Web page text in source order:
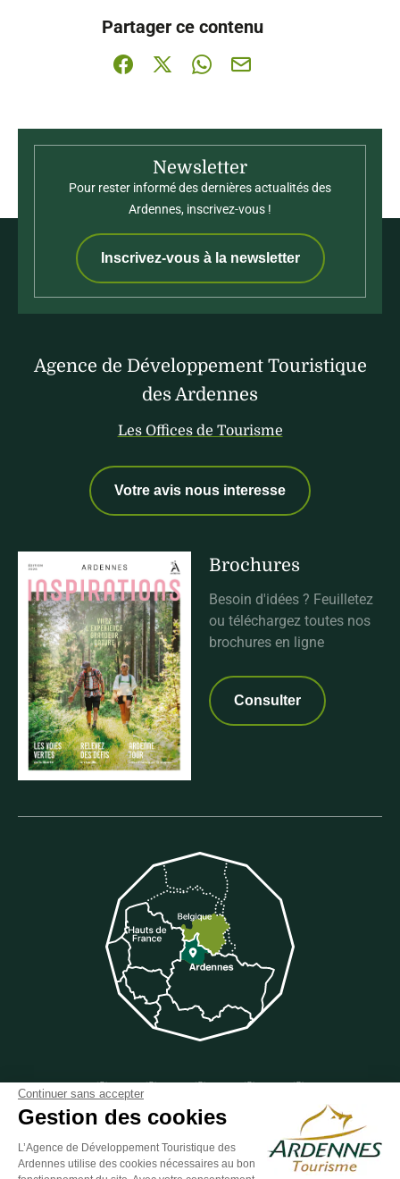
Partager ce contenu
Partager sur Facebook (nouvelle fenêtre)
Partager sur X / Twitter (nouvelle
Partager sur WhatsApp
Partager par mail
Newsletter
Pour rester informé des dernières actualités des
Ardennes, inscrivez-vous !
Inscrivez-vous à la newsletter
Agence de Développement Touristique
des Ardennes
Les Offices de Tourisme
Votre avis nous interesse
Brochures
Besoin d'idées ? Feuilletez
ou téléchargez toutes nos
brochures en ligne
Consulter
Suivez-nous sur Facebook
ESPACE GROUPES ESPACE PRESSE ESPACE PRO
Continuer sans accepter
Gestion des cookies
L’Agence de Développement Touristique des
Ardennes utilise des cookies nécessaires au bon